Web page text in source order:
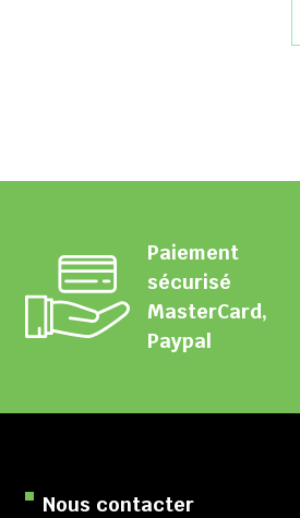
Paiement
sécurisé
MasterCard,
Paypal
Nous contacter